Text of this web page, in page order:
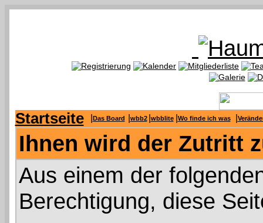
Startseite Das Board wbb2 wbblite Wo finde ich was
Ihnen wird der Zutritt
Aus einem der
Berechtigung, diese